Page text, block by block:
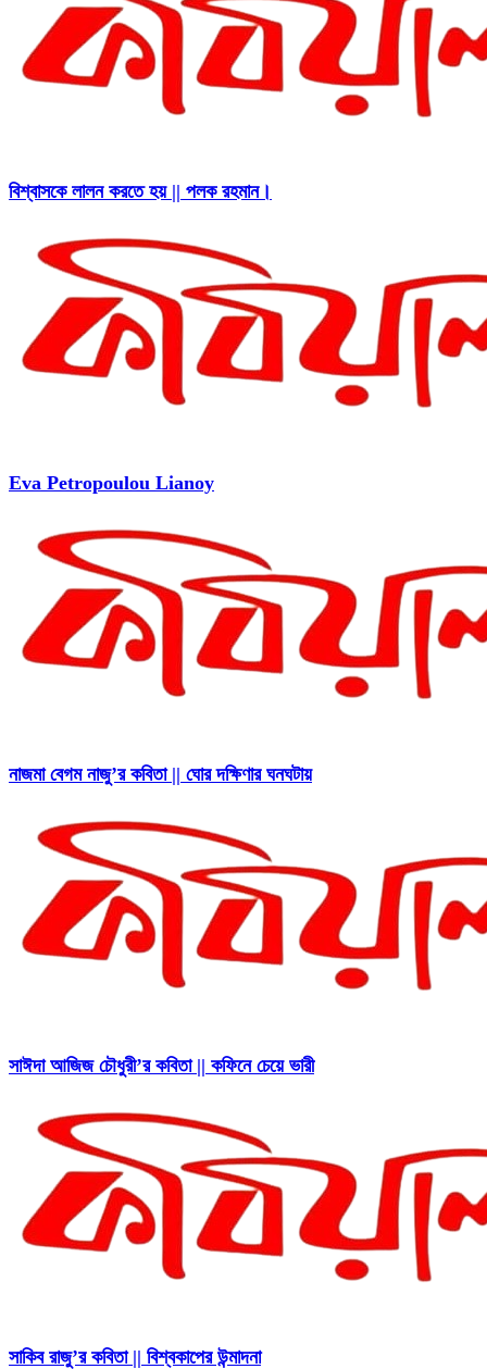
বিশ্বাসকে লালন করতে হয় || পলক রহমান।
Eva Petropoulou Lianoy
নাজমা বেগম নাজু’র কবিতা || ঘোর দক্ষিণার ঘনঘটায়
সাঈদা আজিজ চৌধুরী’র কবিতা || কফিনে চেয়ে ভারী
সাকিব রাজু’র কবিতা || বিশ্বকাপের উন্মাদনা